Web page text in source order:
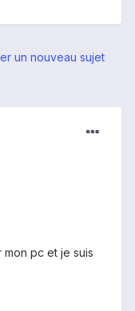
un nouveau sujet
pc et je suis